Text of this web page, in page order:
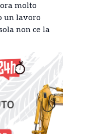
molto
un lavoro
non ce la